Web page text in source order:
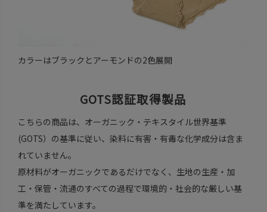
カラーはブラックとアーモンドの2色展開
GOTS認証取得製品
こちらの商品は、オーガニック・テキスタイル世界基準
(GOTS）の基準に従い、染料に有害・有毒な化学成分は含ま
れていません。
原材料がオーガニックであるだけでなく、生地の生産・加
工・保管・流通のすべての過程で環境的・社会的な厳しい基
準を満たしています。